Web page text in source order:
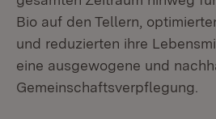
Bio auf den Tellern,
und reduzierten ihre
eine ausgewogene und
Gemeinschaftsverpflegung.